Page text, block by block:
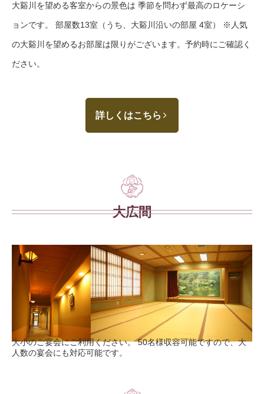
大谿川を望める客室からの景色は 季節を問わず最高のロケーシ
ョンです。 部屋数13室（うち、大谿川沿いの部屋 4室） ※人気
の大谿川を望めるお部屋は限りがございます。予約時にご確認く
ださい。
詳しくはこちら
大広間
大小のご宴会にご利用ください。 50名様収容可能ですので、大
人数の宴会にも対応可能です。